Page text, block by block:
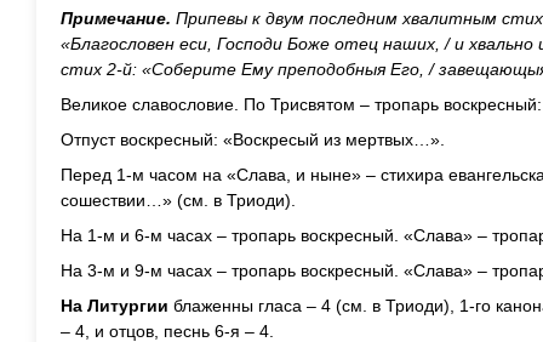
Примечание. Припевы к двум последним хвалитным
«Благословен еси, Господи Боже отец наших, / и хвально
стих 2-й: «Соберите Ему преподобныя Его, /
Великое славословие. По Трисвятом – тропарь
Отпуст воскресный: «Воскресый из мертвых…».
Перед 1-м часом на «Слава, и ныне» – стихира
сошествии…» (см. в Триоди).
На 1-м и 6-м часах – тропарь воскресный. «Слава» –
На 3-м и 9-м часах – тропарь воскресный. «Слава» –
На Литургии блаженны гласа – 4 (см. в Триоди), 1-го
– 4, и отцов, песнь 6-я – 4.